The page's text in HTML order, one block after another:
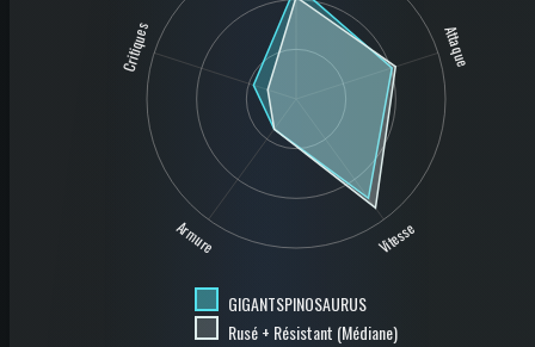
Attaque
Vitesse
Armure
Critiques
GIGANTSPINOSAURUS
Rusé + Résistant (Médiane)